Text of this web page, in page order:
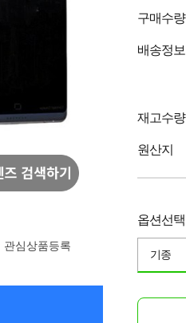
관심상품등록
구매수량
배송정보
재고수량
원산지
옵션선택
기종